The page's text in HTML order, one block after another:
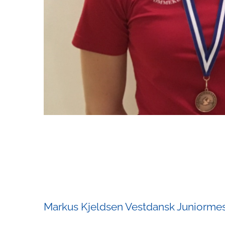
Markus Kjeldsen Vestdansk